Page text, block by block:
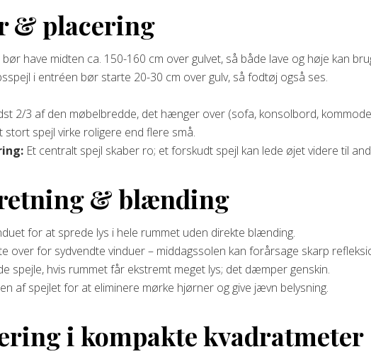
& placering
have midten ca. 150-160 cm over gulvet, så både lave og høje kan
i entréen bør starte 20-30 cm over gulv, så fodtøj også ses.
2/3 af den møbelbredde, det hænger over (sofa, konsolbord,
stort spejl virke roligere end flere små.
Et centralt spejl skaber ro; et forskudt spejl kan lede øjet videre til
& blænding
for at sprede lys i hele rummet uden direkte blænding.
over for sydvendte vinduer – middagssolen kan forårsage skarp
spejle, hvis rummet får ekstremt meget lys; det dæmper genskin.
af spejlet for at eliminere mørke hjørner og give jævn belysning.
i kompakte kvadratmeter